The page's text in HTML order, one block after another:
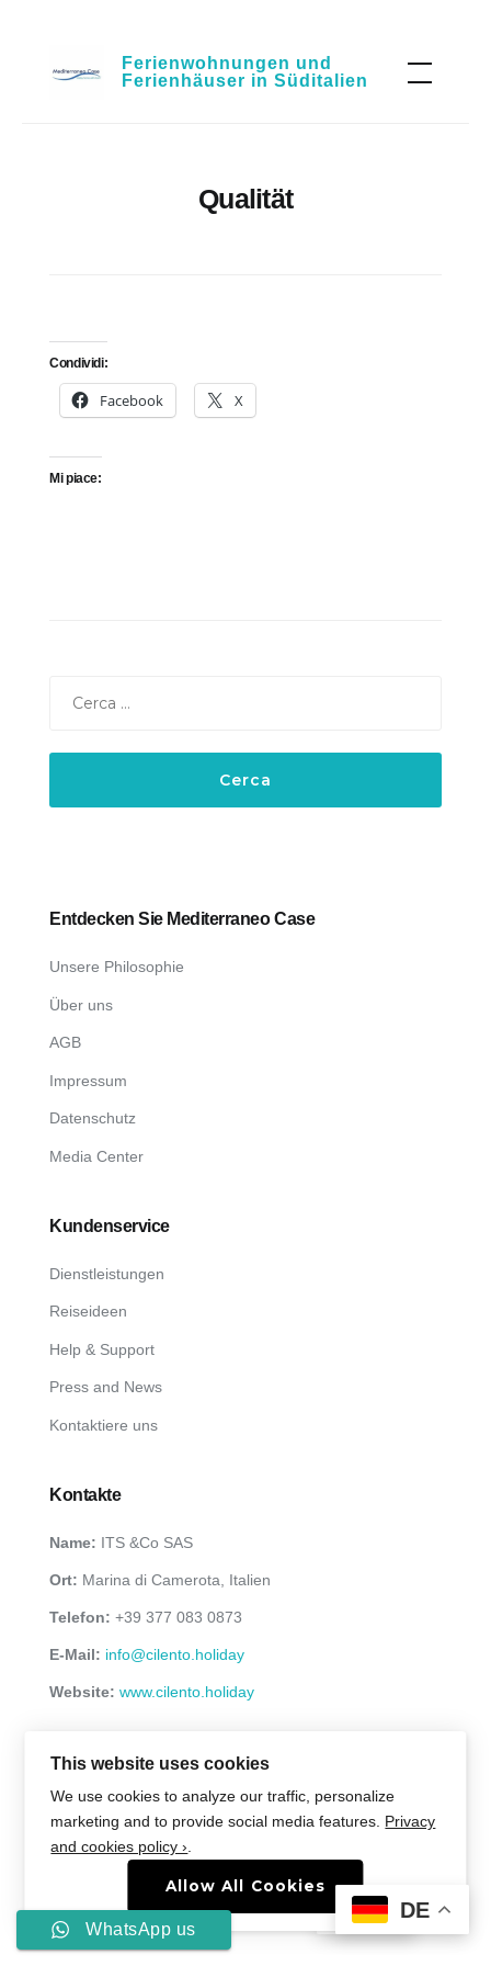
Ferienwohnungen und
Ferienhäuser in Süditalien
Qualität
Condividi:
Facebook X
Mi piace:
Entdecken Sie Mediterraneo Case
Unsere Philosophie
Über uns
AGB
Impressum
Datenschutz
Media Center
Kundenservice
Dienstleistungen
Reiseideen
Help & Support
Press and News
Kontaktiere uns
Kontakte
Name: ITS &Co SAS
Ort: Marina di Camerota, Italien
Telefon: +39 377 083 0873
E-Mail: info@cilento.holiday
Website: www.cilento.holiday
Ferienwohnungen und Ferienhäuser in Süditalien © 2026 All
Rights Reserved
Über uns AGB
DEDE
WhatsApp us
This website uses cookies
We use cookies to analyze our traffic, personalize
marketing and to provide social media features. Privacy
and cookies policy ›.
Allow All Cookies